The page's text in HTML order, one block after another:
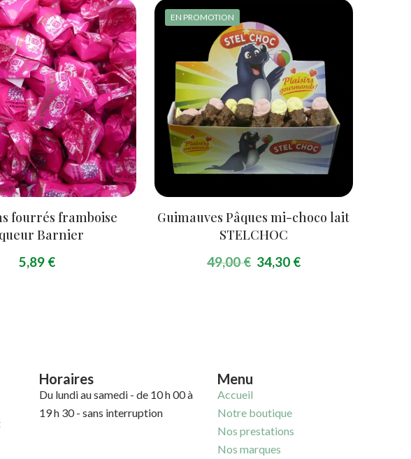
fourrés framboise
Barnier
5,89 €
EN PROMOTION
Guimauves Pâques mi-choco lait
STELCHOC
49,00€
prix
34,30 €
prix
Horaires
Du lundi au samedi - de 10 h 00 à
19 h 30 - sans interruption
Menu
Accueil
Notre boutique
Nos prestations
Nos marques